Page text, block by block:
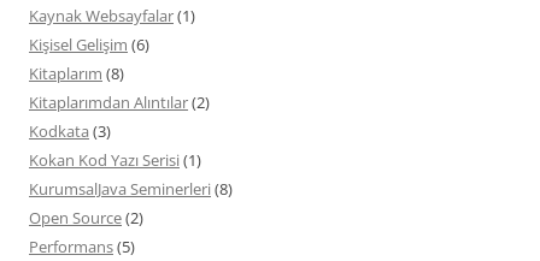
Kaynak Websayfalar(1)
Kişisel Gelişim (6)
Kitaplarım (8)
Kitaplarımdan Alıntılar(2)
Kodkata (3)
Kokan Kod Yazı Serisi(1)
KurumsalJava Seminerleri(8)
Open Source(2)
Performans(5)